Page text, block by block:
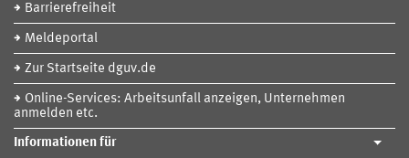
Barrierefreiheit
Meldeportal
Zur Startseite dguv.de
Online-Services: Arbeitsunfall anzeigen, Unternehmen
anmelden etc.
Informationen für